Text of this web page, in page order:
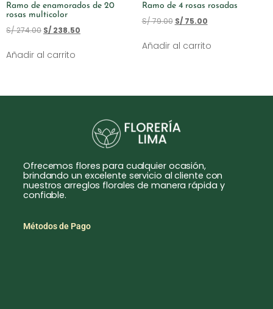
Ramo de enamorados de 20
rosas multicolor
S/274.00 S/ 238.50
Añadir al carrito
Ramo de 4 rosas rosadas
S/79.00 S/75.00
Añadir al carrito
Ofrecemos flores para cualquier ocasión,
brindando un excelente servicio al cliente con
nuestros arreglos florales de manera rápida y
confiable.
Métodos de Pago